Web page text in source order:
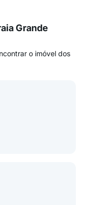
Grande
o imóvel dos